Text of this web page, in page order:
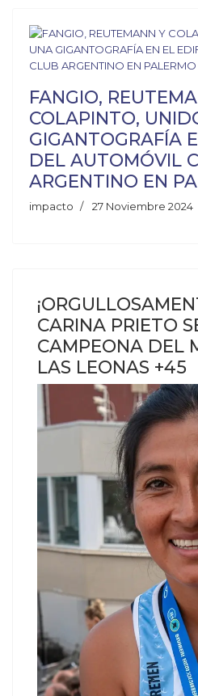
FANGIO,
COLAPINTO,
GIGANTOGRAFÍA
DEL AUTOMÓVIL
ARGENTINO EN
impacto 27 Noviembre 2024
CARINA PRIETO
CAMPEONA DEL
LAS LEONAS +45